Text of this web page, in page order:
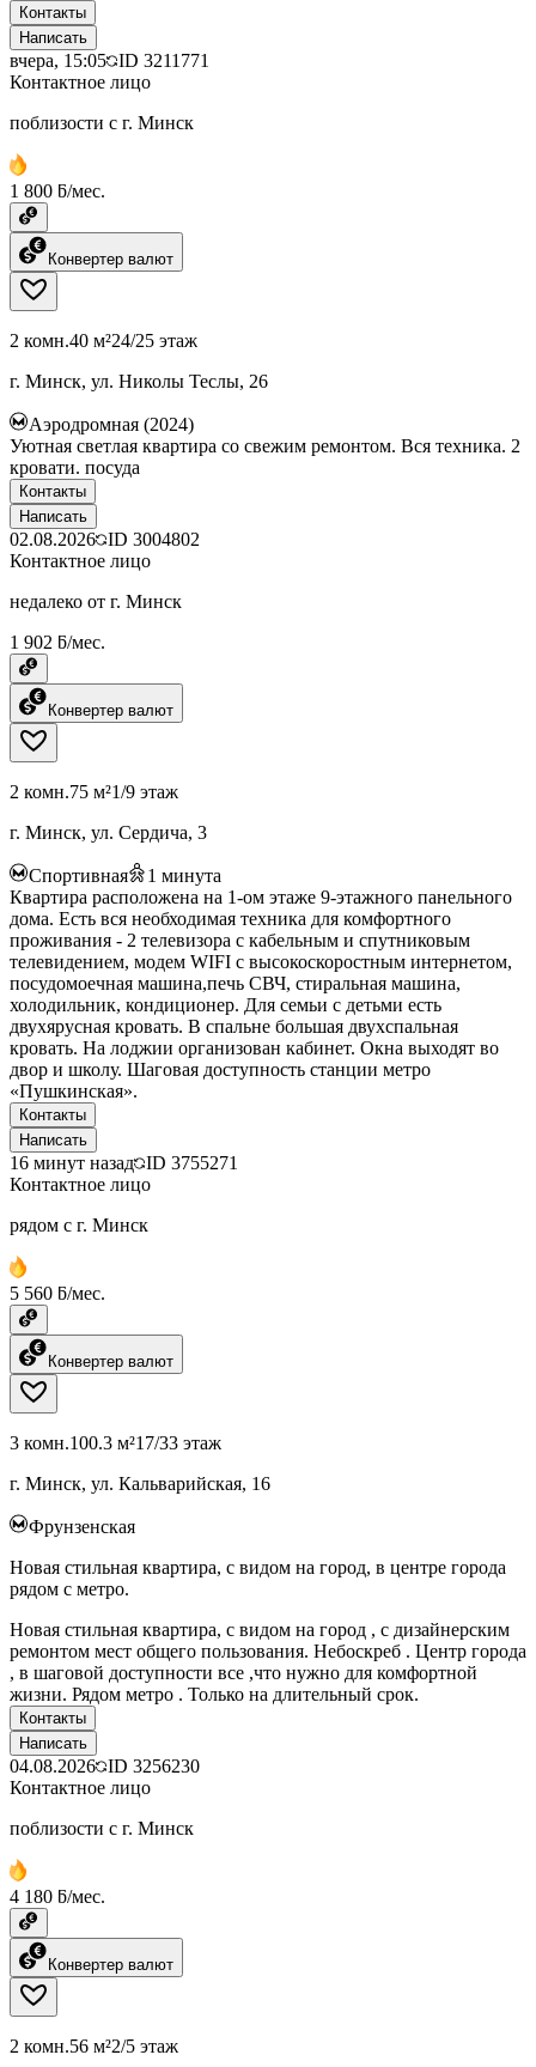
Контакты
Написать
вчера, 15:05 ID 3211771
Контактное лицо
поблизости с г. Минск
1 800 ƃ/мес.
Конвертер валют
2 комн.40 м²24/25 этаж
г. Минск, ул. Николы Теслы, 26
Аэродромная (2024)
Уютная светлая квартира со свежим ремонтом. Вся техника. 2
кровати. посуда
Контакты
Написать
02.08.2026 ID 3004802
Контактное лицо
недалеко от г. Минск
1 902 ƃ/мес.
Конвертер валют
2 комн.75 м²1/9 этаж
г. Минск, ул. Сердича, 3
Спортивная 1 минута
Квартира расположена на 1-ом этаже 9-этажного панельного
дома. Есть вся необходимая техника для комфортного
проживания - 2 телевизора с кабельным и спутниковым
телевидением, модем WIFI с высокоскоростным интернетом,
посудомоечная машина,печь СВЧ, стиральная машина,
холодильник, кондиционер. Для семьи с детьми есть
двухярусная кровать. В спальне большая двухспальная
кровать. На лоджии организован кабинет. Окна выходят во
двор и школу. Шаговая доступность станции метро
«Пушкинская».
Контакты
Написать
16 минут назад ID 3755271
Контактное лицо
рядом с г. Минск
5 560 ƃ/мес.
Конвертер валют
3 комн.100.3 м²17/33 этаж
г. Минск, ул. Кальварийская, 16
Фрунзенская
Новая стильная квартира, с видом на город, в центре города
рядом с метро.
Новая стильная квартира, с видом на город , с дизайнерским
ремонтом мест общего пользования. Небоскреб . Центр города
, в шаговой доступности все ,что нужно для комфортной
жизни. Рядом метро . Только на длительный срок.
Контакты
Написать
04.08.2026 ID 3256230
Контактное лицо
поблизости с г. Минск
4 180 ƃ/мес.
Конвертер валют
2 комн.56 м²2/5 этаж